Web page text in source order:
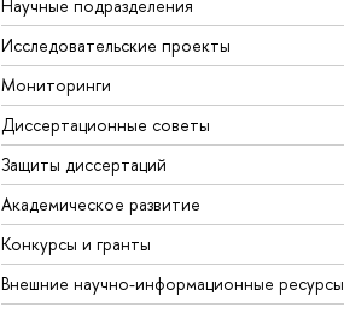
Научные подразделения
Исследовательские проекты
Мониторинги
Диссертационные советы
Защиты диссертаций
Академическое развитие
Конкурсы и гранты
Внешние научно-информационные ресурсы